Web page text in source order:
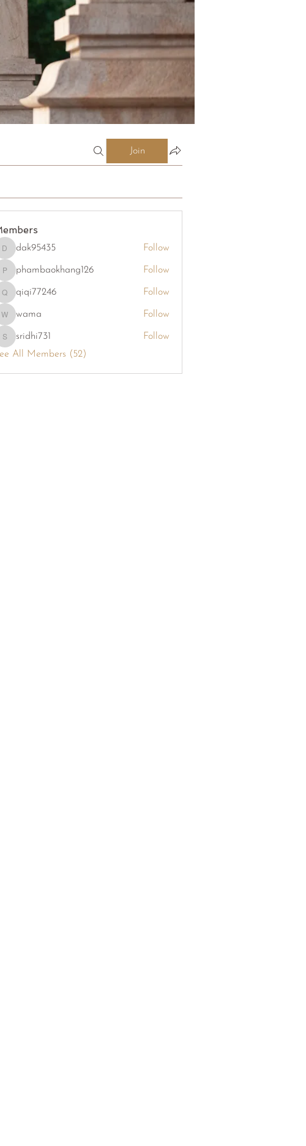
Join
dak95435
dak95435 Follow
phambaokhang126
phambaokhang126 Follow
qiqi77246
qiqi77246 Follow
wama
wama Follow
sridhi731
sridhi731
Follow
All Members (52)